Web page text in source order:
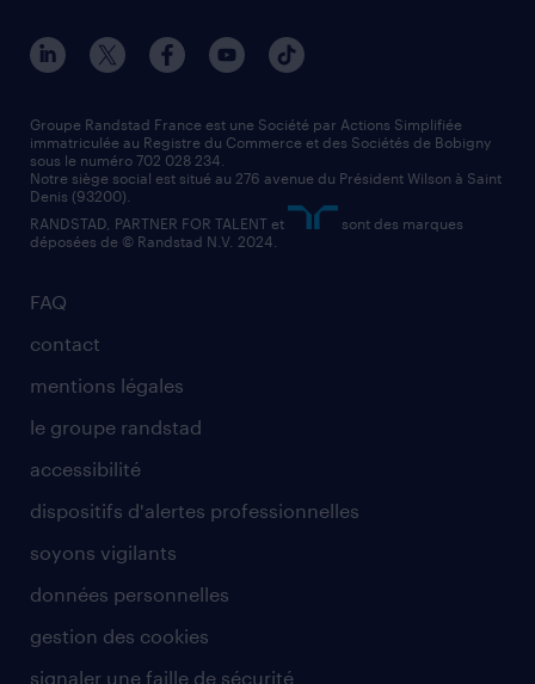
manutentionnaire
assistant administratif
comptable
contact entreprise
faq intérim / recrutement
nos agences par ville
nos agences par région
nos cabinets de recrutement
FAQ
contact
mentions légales
le groupe randstad
accessibilité
dispositifs d'alertes professionnelles
soyons vigilants
données personnelles
gestion des cookies
signaler une faille de sécurité
Groupe Randstad France est une Société par Actions Simplifiée
immatriculée au Registre du Commerce et des Sociétés de Bobigny
sous le numéro 702 028 234.
Notre siège social est situé au 276 avenue du Président Wilson à Saint
Denis (93200).
RANDSTAD, PARTNER FOR TALENT et
sont des marques
déposées de © Randstad N.V. 2024.